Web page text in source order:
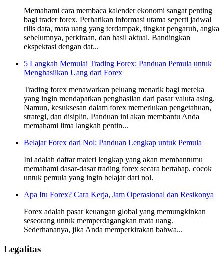
Memahami cara membaca kalender ekonomi sangat penting
bagi trader forex. Perhatikan informasi utama seperti jadwal
rilis data, mata uang yang terdampak, tingkat pengaruh, angka
sebelumnya, perkiraan, dan hasil aktual. Bandingkan
ekspektasi dengan dat...
5 Langkah Memulai Trading Forex: Panduan Pemula untuk
Menghasilkan Uang dari Forex
Trading forex menawarkan peluang menarik bagi mereka
yang ingin mendapatkan penghasilan dari pasar valuta asing.
Namun, kesuksesan dalam forex memerlukan pengetahuan,
strategi, dan disiplin. Panduan ini akan membantu Anda
memahami lima langkah pentin...
Belajar Forex dari Nol: Panduan Lengkap untuk Pemula
Ini adalah daftar materi lengkap yang akan membantumu
memahami dasar-dasar trading forex secara bertahap, cocok
untuk pemula yang ingin belajar dari nol.
Apa Itu Forex? Cara Kerja, Jam Operasional dan Resikonya
Forex adalah pasar keuangan global yang memungkinkan
seseorang untuk memperdagangkan mata uang.
Sederhananya, jika Anda memperkirakan bahwa...
Legalitas